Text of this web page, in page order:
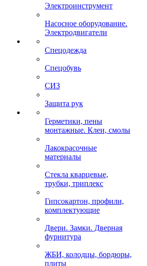
Электроинструмент
Насосное оборудование.
Электродвигатели
Спецодежда
Спецобувь
СИЗ
Защита рук
Герметики, пены
монтажные. Клеи, смолы
Лакокрасочные
материалы
Стекла кварцевые,
трубки, триплекс
Гипсокартон, профили,
комплектующие
Двери. Замки. Дверная
фурнитура
ЖБИ, колодцы, бордюры,
плиты